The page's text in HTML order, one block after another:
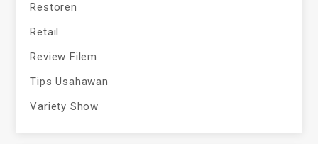
Restoren
Retail
Review Filem
Tips Usahawan
Variety Show